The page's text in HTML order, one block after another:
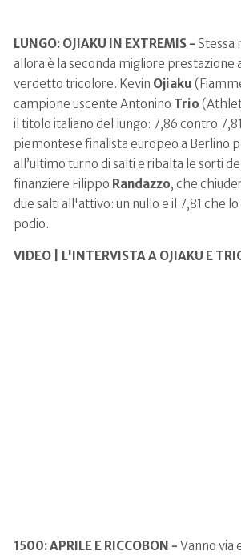
LUNGO: OJIAKU IN EXTREMIS - Stessa
allora è la seconda migliore prestazione
verdetto tricolore. Kevin Ojiaku
campione uscente Antonino Trio
il titolo italiano del lungo: 7,86 contro
piemontese finalista europeo a Berlino
all’ultimo turno di salti e ribalta le sorti
finanziere Filippo Randazzo, che
due salti all'attivo: un nullo e il 7,81 che lo
podio.
VIDEO | L'INTERVISTA A OJIAKU E
1500: APRILE E RICCOBON - Vanno via